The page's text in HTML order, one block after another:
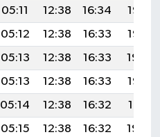
05:11 12:38 16:34
19:55
05:12 12:38 16:33
19:55
05:13 12:38 16:33
19:54
05:13 12:38 16:33
19:53
05:14 12:38 16:32
19:51
05:15 12:38 16:32
19:50